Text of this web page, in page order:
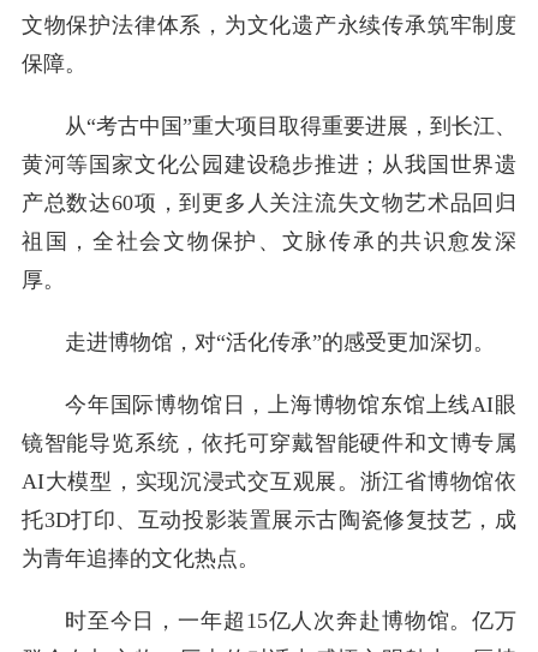
文物保护法律体系，为文化遗产永续传承筑牢制度
保障。
从“考古中国”重大项目取得重要进展，到长江、
黄河等国家文化公园建设稳步推进；从我国世界遗
产总数达60项，到更多人关注流失文物艺术品回归
祖国，全社会文物保护、文脉传承的共识愈发深
厚。
走进博物馆，对“活化传承”的感受更加深切。
今年国际博物馆日，上海博物馆东馆上线AI眼
镜智能导览系统，依托可穿戴智能硬件和文博专属
AI大模型，实现沉浸式交互观展。浙江省博物馆依
托3D打印、互动投影装置展示古陶瓷修复技艺，成
为青年追捧的文化热点。
时至今日，一年超15亿人次奔赴博物馆。亿万